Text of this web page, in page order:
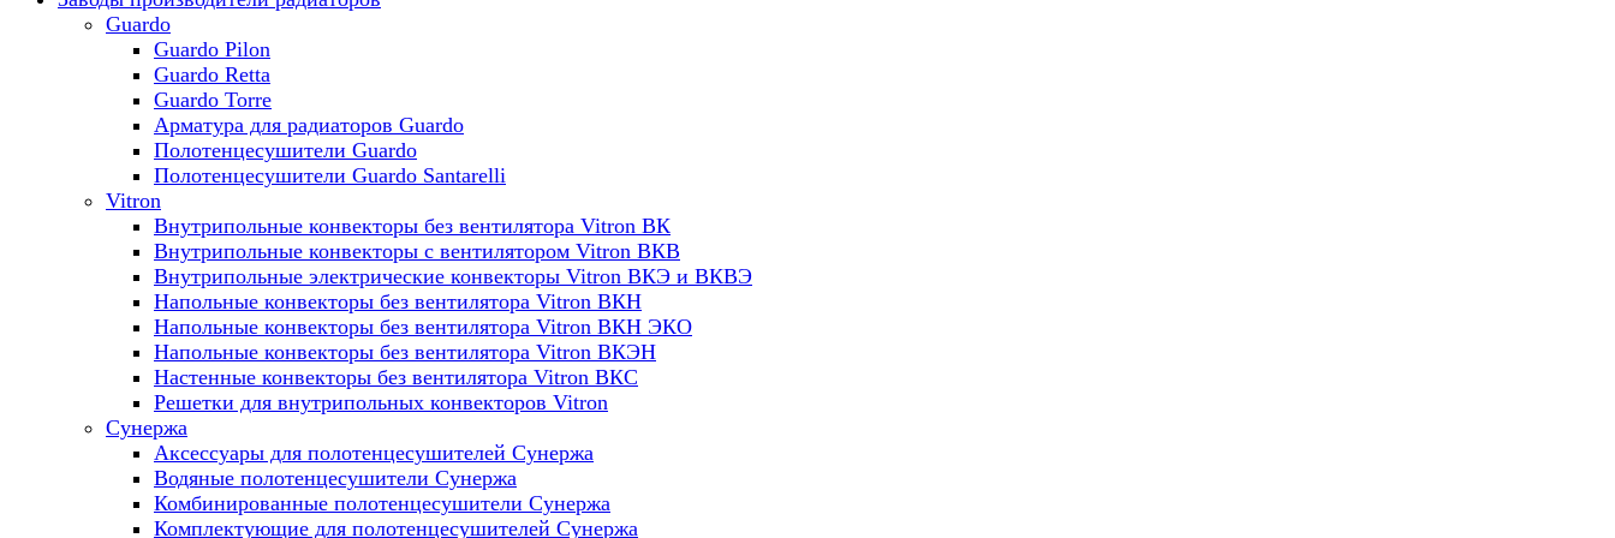
Guardo
Guardo Pilon
Guardo Retta
Guardo Torre
Арматура для радиаторов Guardo
Полотенцесушители Guardo
Полотенцесушители Guardo Santarelli
Vitron
Внутрипольные конвекторы без вентилятора Vitron ВК
Внутрипольные конвекторы с вентилятором Vitron ВКВ
Внутрипольные электрические конвекторы Vitron ВКЭ и ВКВЭ
Напольные конвекторы без вентилятора Vitron ВКН
Напольные конвекторы без вентилятора Vitron ВКН ЭКО
Напольные конвекторы без вентилятора Vitron ВКЭН
Настенные конвекторы без вентилятора Vitron ВКС
Решетки для внутрипольных конвекторов Vitron
Сунержа
Аксессуары для полотенцесушителей Сунержа
Водяные полотенцесушители Сунержа
Комбинированные полотенцесушители Сунержа
Комплектующие для полотенцесушителей Сунержа